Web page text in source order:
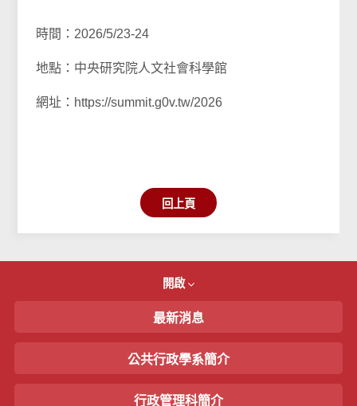
時間：2026/5/23-24
地點：中央研究院人文社會科學館
網址：https://summit.g0v.tw/2026
回上頁
開啟
最新消息
公共行政學系簡介
行政管理科簡介